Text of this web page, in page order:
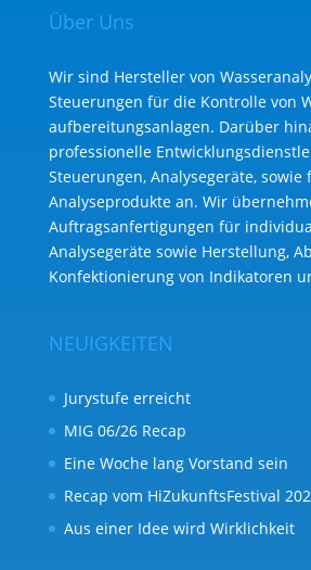
Über Uns
Wir sind Hersteller von
Steuerungen für die Kontrolle von
aufbereitungs­anlagen. Darüber
professionelle
Steuerungen, Analysegeräte, sowie
Analyse­produkte an. Wir
Auftragsanfertigungen für
Analysegeräte sowie Herstellung,
Konfektionierung von Indikatoren
NEUIGKEITEN
Jurystufe erreicht
MIG 06/26 Recap
Eine Woche lang Vorstand sein
Recap vom HiZukunftsFestival
Aus einer Idee wird Wirklichkeit